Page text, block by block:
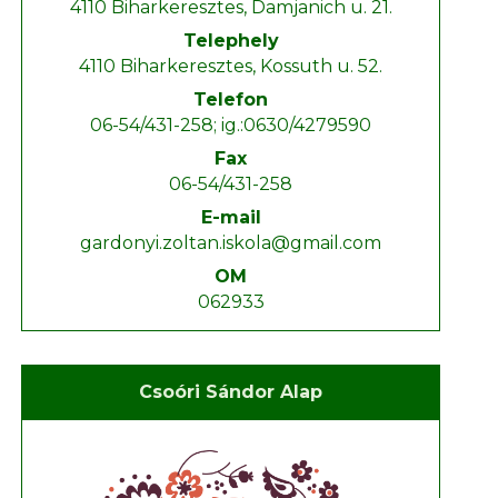
4110 Biharkeresztes, Damjanich u. 21.
Telephely
4110 Biharkeresztes, Kossuth u. 52.
Telefon
06-54/431-258; ig.:0630/4279590
Fax
06-54/431-258
E-mail
gardonyi.zoltan.iskola@gmail.com
OM
062933
Csoóri Sándor Alap